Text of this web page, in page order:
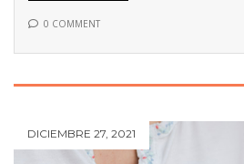
0 COMMENT
DICIEMBRE 27, 2021